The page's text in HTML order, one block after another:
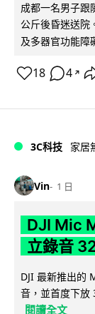
成都一名男子跟
公斤後昏迷送院
及多器官功能障
18 4 ↗
3C科技 家居
Vin 1 日
DJI Mic
立錄音
DJI 最新推出的
音，並首度下放
閱讀全文